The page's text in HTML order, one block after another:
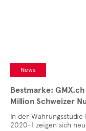
News
Bestmarke:
Million Schweizer
In der
2020-1 zeigen sich